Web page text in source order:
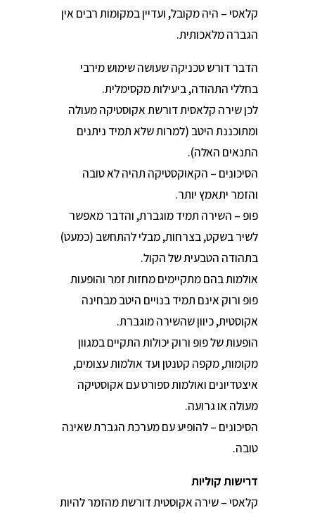
קלאסי – היה מקובל, ועדיין במקומות רבים אין
הגברה מלאכותית.
הדבר דורש טכניקה שעושה שימוש מירבי
בחללי התהודה, ביעילות מקסימלית.
לכן שירה קלאסית דורשת אקוסטיקה מעולה
ומתוכננת היטב (למרות שלא תמיד ניתנים
התנאים האלה).
הסיכונים – הקאוקסטיקה תהיה לא טובה
והזמר יתאמץ יותר.
פופ – השירה תמיד מוגברת, והדבר מאפשר
לשיר בשקט, בצרחות, מבלי להתחשב (כמעט)
בתהודה הטבעית של הקול.
אולמות בהם מתקיימים מחזות זמר והופעות
פופ ורוק אינם תמיד בנויים היטב מבחינה
אקוסטית, כיוון שהשירה מוגברת.
הופעות של פופ ורוק יכולות התקיים במגוון
מקומות, מקפה קטנטן ועד אולמות עצומים,
איצטדיונים ואולמות ספורט עם אקוסטיקה
מעולה או גרועה.
הסיכונים – להופיע עם מערכת הגברת שאינה
טובה.
דרישות קוליות
קלאסי – שירה אקוסטית דורשת מהזמר להיות